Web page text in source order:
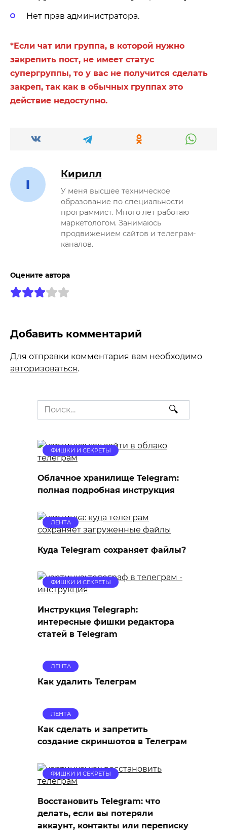
Нет прав администратора.
*Если чат или группа, в которой нужно
закрепить пост, не имеет статус
супергруппы, то у вас не получится сделать
закреп, так как в обычных группах это
действие недоступно.
Кирилл
У меня высшее техническое
образование по специальности
программист. Много лет работаю
маркетологом. Занимаюсь
продвижением сайтов и телеграм-
каналов.
Оцените автора
Добавить комментарий
Для отправки комментария вам необходимо
авторизоваться.
Search
for:
ФИШКИ И СЕКРЕТЫ
Облачное хранилище Telegram:
полная подробная инструкция
ЛЕНТА
Куда Telegram сохраняет файлы?
ФИШКИ И СЕКРЕТЫ
Инструкция Telegraph:
интересные фишки редактора
статей в Тelegram
ЛЕНТА
Как удалить Телеграм
ЛЕНТА
Как сделать и запретить
создание скриншотов в Телеграм
ФИШКИ И СЕКРЕТЫ
Восстановить Telegram: что
делать, если вы потеряли
аккаунт, контакты или переписку